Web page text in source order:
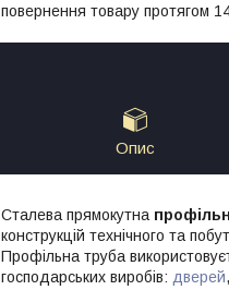
повернення товару протягом
Опис
Сталева прямокутна
конструкцій технічного та
Профільна труба
господарських виробів: дверей